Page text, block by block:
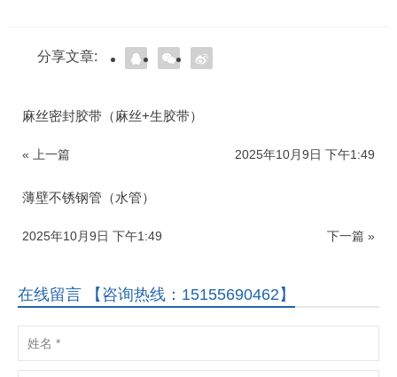
分享文章:
麻丝密封胶带（麻丝+生胶带）
« 上一篇 2025年10月9日 下午1:49
薄壁不锈钢管（水管）
下一篇 »
2025年10月9日 下午1:49
在线留言 【咨询热线：15155690462】